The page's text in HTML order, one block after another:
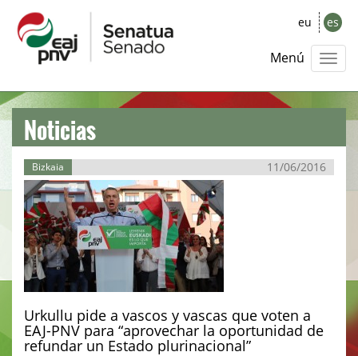
eu es
Menú
Noticias
Bizkaia 11/06/2016
Urkullu pide a vascos y vascas que voten a
EAJ-PNV para “aprovechar la oportunidad de
refundar un Estado plurinacional”